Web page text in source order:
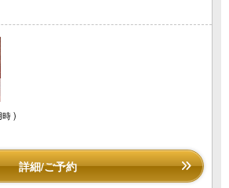
)
詳細/ご予約